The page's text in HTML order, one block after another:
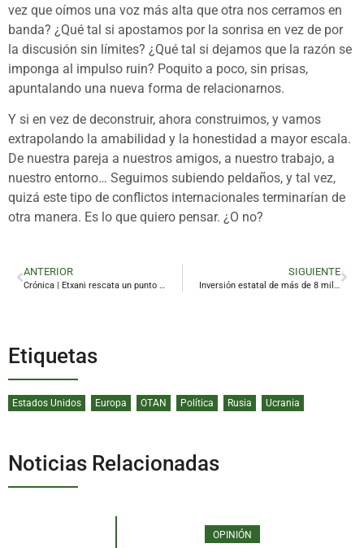
vez que oímos una voz más alta que otra nos cerramos en
banda? ¿Qué tal si apostamos por la sonrisa en vez de por
la discusión sin límites? ¿Qué tal si dejamos que la razón se
imponga al impulso ruin? Poquito a poco, sin prisas,
apuntalando una nueva forma de relacionarnos.
Y si en vez de deconstruir, ahora construimos, y vamos
extrapolando la amabilidad y la honestidad a mayor escala.
De nuestra pareja a nuestros amigos, a nuestro trabajo, a
nuestro entorno… Seguimos subiendo peldaños, y tal vez,
quizá este tipo de conflictos internacionales terminarían de
otra manera. Es lo que quiero pensar. ¿O no?
ANTERIOR
Crónica | Etxani rescata un punto valioso para el Linares
SIGUIENTE
Inversión estatal de más de 8 millones para proyectos renovables en la provincia
Etiquetas
Estados Unidos Europa OTAN Política Rusia Ucrania
Noticias Relacionadas
OPINIÓN